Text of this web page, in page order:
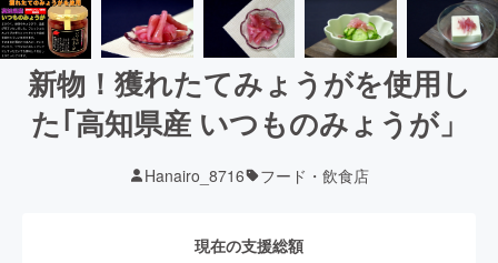
新物！獲れたてみょうがを使用し
た｢高知県産 いつものみょうが」
Hanairo_8716 フード・飲食店
現在の支援総額